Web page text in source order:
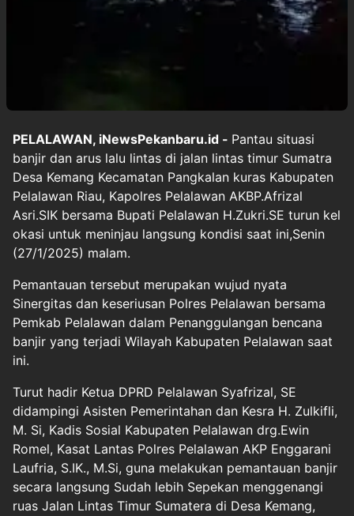
PELALAWAN, iNewsPekanbaru.id - Pantau situasi
banjir dan arus lalu lintas di jalan lintas timur Sumatra
Desa Kemang Kecamatan Pangkalan kuras Kabupaten
Pelalawan Riau, Kapolres Pelalawan AKBP.Afrizal
Asri.SIK bersama Bupati Pelalawan H.Zukri.SE turun kel
okasi untuk meninjau langsung kondisi saat ini,Senin
(27/1/2025) malam.
Pemantauan tersebut merupakan wujud nyata
Sinergitas dan keseriusan Polres Pelalawan bersama
Pemkab Pelalawan dalam Penanggulangan bencana
banjir yang terjadi Wilayah Kabupaten Pelalawan saat
ini.
Turut hadir Ketua DPRD Pelalawan Syafrizal, SE
didampingi Asisten Pemerintahan dan Kesra H. Zulkifli,
M. Si, Kadis Sosial Kabupaten Pelalawan drg.Ewin
Romel, Kasat Lantas Polres Pelalawan AKP Enggarani
Laufria, S.IK., M.Si, guna melakukan pemantauan banjir
secara langsung Sudah lebih Sepekan menggenangi
ruas Jalan Lintas Timur Sumatera di Desa Kemang,